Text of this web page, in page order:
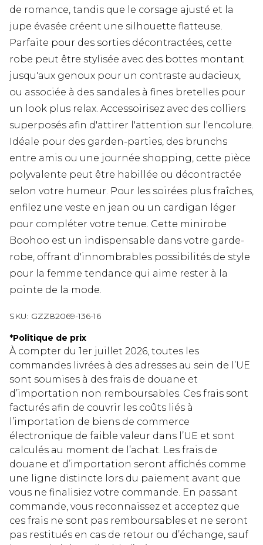
de romance, tandis que le corsage ajusté et la
jupe évasée créent une silhouette flatteuse.
Parfaite pour des sorties décontractées, cette
robe peut être stylisée avec des bottes montant
jusqu'aux genoux pour un contraste audacieux,
ou associée à des sandales à fines bretelles pour
un look plus relax. Accessoirisez avec des colliers
superposés afin d'attirer l'attention sur l'encolure.
Idéale pour des garden-parties, des brunchs
entre amis ou une journée shopping, cette pièce
polyvalente peut être habillée ou décontractée
selon votre humeur. Pour les soirées plus fraîches,
enfilez une veste en jean ou un cardigan léger
pour compléter votre tenue. Cette minirobe
Boohoo est un indispensable dans votre garde-
robe, offrant d'innombrables possibilités de style
pour la femme tendance qui aime rester à la
pointe de la mode.
SKU: GZZ82069-136-16
*Politique de prix
À compter du 1er juillet 2026, toutes les
commandes livrées à des adresses au sein de l’UE
sont soumises à des frais de douane et
d’importation non remboursables. Ces frais sont
facturés afin de couvrir les coûts liés à
l’importation de biens de commerce
électronique de faible valeur dans l’UE et sont
calculés au moment de l’achat. Les frais de
douane et d’importation seront affichés comme
une ligne distincte lors du paiement avant que
vous ne finalisiez votre commande. En passant
commande, vous reconnaissez et acceptez que
ces frais ne sont pas remboursables et ne seront
pas restitués en cas de retour ou d’échange, sauf